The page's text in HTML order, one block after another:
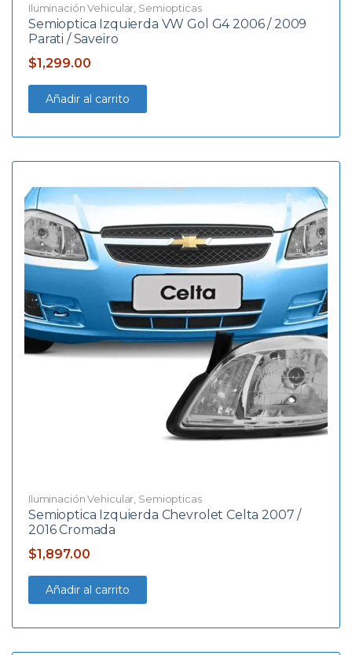
Iluminación Vehicular Semiopticas
Semioptica Izquierda VW Gol G4 2006 / 2009
Parati / Saveiro
$1,299.00
Añadir al carrito
Iluminación Vehicular Semiopticas
Semioptica Izquierda Chevrolet Celta 2007 /
2016 Cromada
$1,897.00
Añadir al carrito